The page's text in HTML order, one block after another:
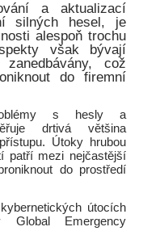
a aktualizací
silných hesel, je
alespoň trochu
však bývají
což
do firemní
s hesly a
drtivá většina
Útoky hrubou
patří mezi nejčastější
do prostředí
útocích
Global Emergency